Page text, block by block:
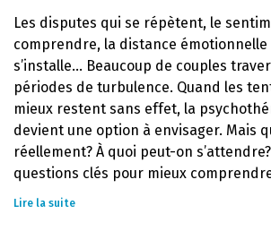
Les disputes qui se répètent, le
comprendre, la distance émotionnelle
s’installe… Beaucoup de couples
périodes de turbulence. Quand les
mieux restent sans effet, la
devient une option à envisager. Mais
réellement? À quoi peut-on
questions clés pour mieux
Lire la suite